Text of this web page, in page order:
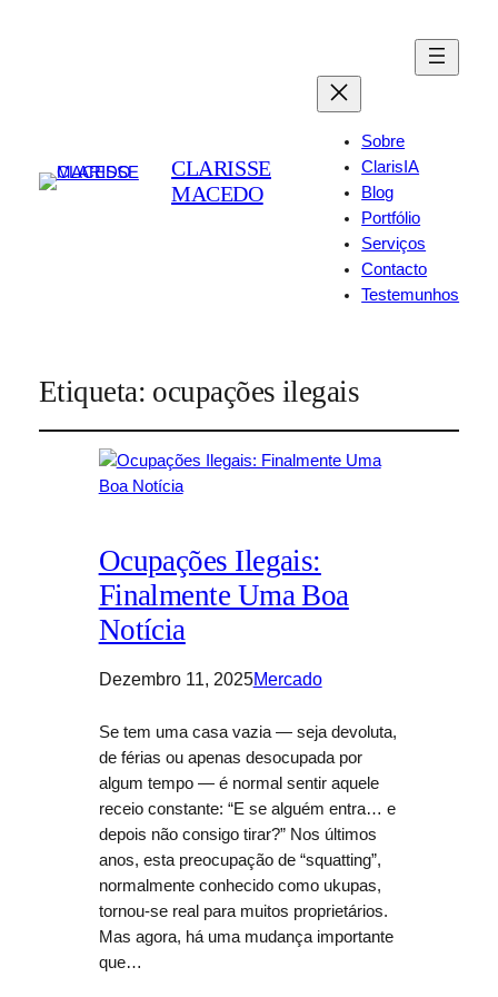
CLARISSE
MACEDO
Sobre
ClarisIA
Blog
Portfólio
Serviços
Contacto
Testemunhos
Etiqueta: ocupações ilegais
Ocupações Ilegais:
Finalmente Uma Boa
Notícia
Dezembro 11, 2025Mercado
Se tem uma casa vazia — seja devoluta,
de férias ou apenas desocupada por
algum tempo — é normal sentir aquele
receio constante: “E se alguém entra… e
depois não consigo tirar?” Nos últimos
anos, esta preocupação de “squatting”,
normalmente conhecido como ukupas,
tornou-se real para muitos proprietários.
Mas agora, há uma mudança importante
que…